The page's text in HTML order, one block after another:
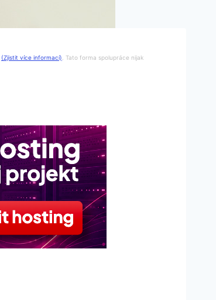
(Zjistit více informací) . Tato forma spolupráce nijak